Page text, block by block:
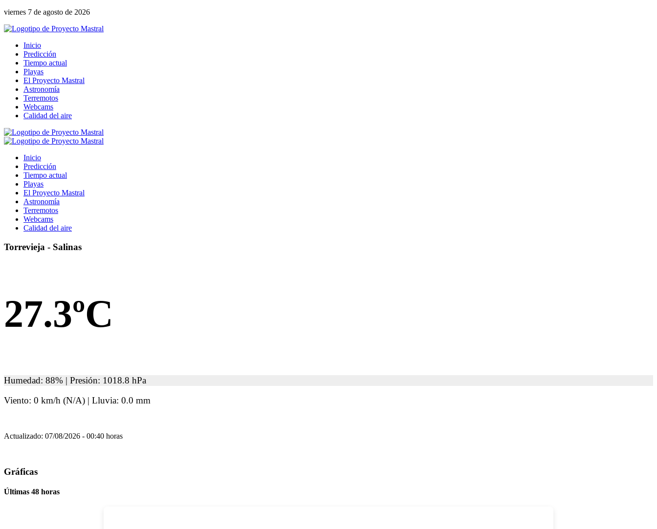
viernes 7 de agosto de 2026
Inicio
Predicción
Tiempo actual
Playas
El Proyecto Mastral
Astronomía
Terremotos
Webcams
Calidad del aire
Inicio
Predicción
Tiempo actual
Playas
El Proyecto Mastral
Astronomía
Terremotos
Webcams
Calidad del aire
Torrevieja - Salinas
27.3ºC
Humedad: 88% | Presión: 1018.8 hPa
Viento: 0 km/h (N/A) | Lluvia: 0.0 mm
Actualizado: 07/08/2026 - 00:40 horas
Gráficas
Últimas 48 horas